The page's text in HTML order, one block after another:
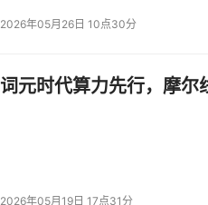
2026年05月26日 10点30分
词元时代算力先行，摩尔
2026年05月19日 17点31分